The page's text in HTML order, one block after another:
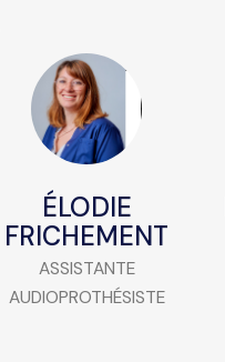
ÉLODIE
FRICHEMENT
ASSISTANTE
AUDIOPROTHÉSISTE